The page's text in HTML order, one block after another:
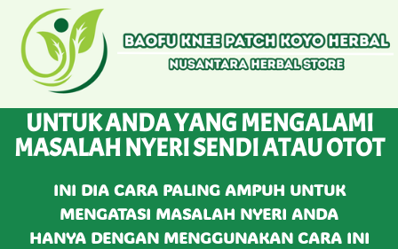
UNTUK ANDA YANG MENGALAMI
MASALAH NYERI SENDI ATAU OTOT
INI DIA CARA PALING AMPUH UNTUK
MENGATASI MASALAH NYERI ANDA
HANYA DENGAN MENGGUNAKAN CARA INI